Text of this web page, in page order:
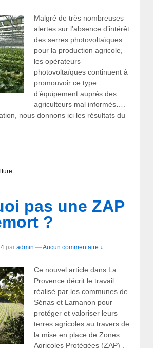
Malgré de très nombreuses
alertes sur l’absence d’intérêt
des serres photovoltaïques
pour la production agricole,
les opérateurs
photovoltaïques continuent à
promouvoir ce type
d’équipement auprès des
agriculteurs mal informés….
nous donnons ici les résultats du
pas une ZAP
?
par admin —Aucun commentaire ↓
Ce nouvel article dans La
Provence décrit le travail
réalisé par les communes de
Sénas et Lamanon pour
protéger et valoriser leurs
terres agricoles au travers de
la mise en place de Zones
Agricoles Protégées (ZAP) .